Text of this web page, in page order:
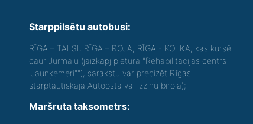
Starppilsētu autobusi:
RĪGA – TALSI, RĪGA – ROJA, RĪGA - KOLKA, kas kursē
caur Jūrmalu (jāizkāpj pieturā "Rehabilitācijas centrs
"Jaunķemeri""), sarakstu var precizēt Rīgas
starptautiskajā Autoostā vai izziņu birojā);
Maršruta taksometrs: